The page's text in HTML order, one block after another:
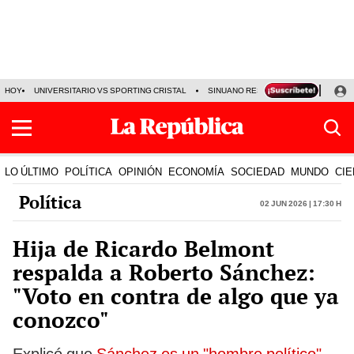
HOY UNIVERSITARIO VS SPORTING CRISTAL SINUANO RESULTADOS HOY
LO ÚLTIMO POLÍTICA OPINIÓN ECONOMÍA SOCIEDAD MUNDO
Política 02 Jun 2026 | 17:30 h
Hija de Ricardo Belmont
respalda a Roberto Sánchez:
"Voto en contra de algo que ya
conozco"